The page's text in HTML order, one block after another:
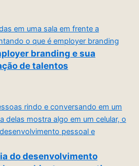
branding e sua
de talentos
do desenvolvimento